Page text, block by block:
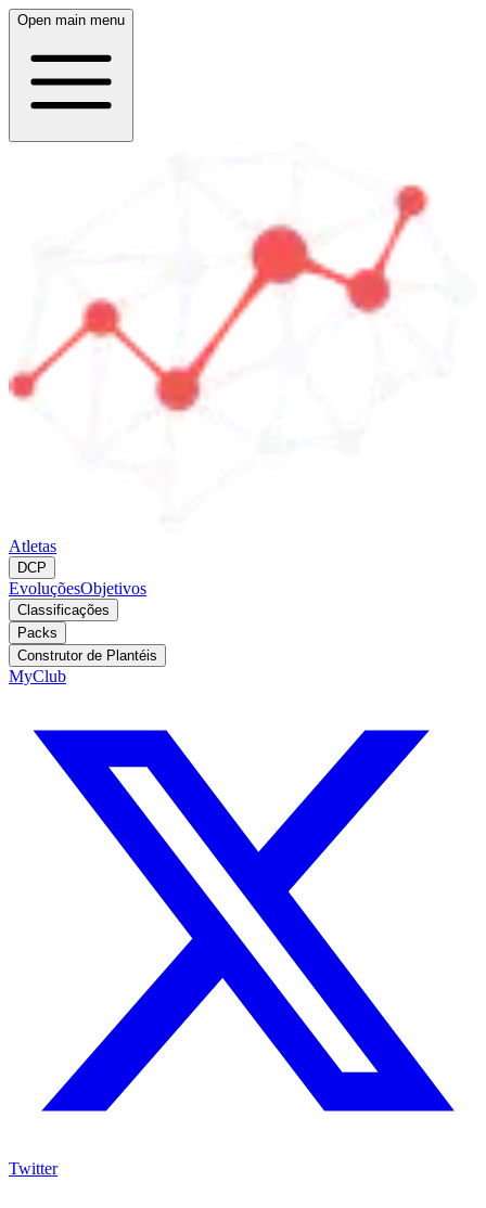
Open main menu
Atletas
DCP
EvoluçõesObjetivos
Classificações
Packs
Construtor de Plantéis
MyClub
Twitter